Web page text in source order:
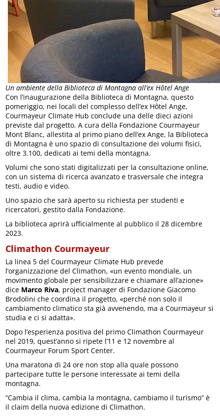
Un ambiente della Biblioteca di Montagna all’ex Hôtel Ange
Con l’inaugurazione della Biblioteca di Montagna, questo
pomeriggio, nei locali del complesso dell’ex Hôtel Ange,
Courmayeur Climate Hub conclude una delle dieci azioni
previste dal progetto. A cura della Fondazione Courmayeur
Mont Blanc, allestita al primo piano dell’ex Ange, la Biblioteca
di Montagna è uno spazio di consultazione dei volumi fisici,
oltre 3.100, dedicati ai temi della montagna.
Volumi che sono stati digitalizzati per la consultazione online,
con un sistema di ricerca avanzato e trasversale che integra
testi, audio e video.
Uno spazio che sarà aperto su richiesta per studenti e
ricercatori, gestito dalla Fondazione.
La biblioteca aprirà ufficialmente al pubblico il 28 dicembre
2023.
Climathon Courmayeur
La linea 5 del Courmayeur Climate Hub prevede
l’organizzazione del Climathon, «un evento mondiale, un
movimento globale per sensibilizzare e chiamare all’azione»
dice Marco Riva, project manager di Fondazione Giacomo
Brodolini che coordina il progetto, «perché non solo il
cambiamento climatico sta già avvenendo, ma a Courmayeur si
studia e ci si adatta».
Dopo l’esperienza positiva del primo Climathon Courmayeur
nel 2019, quest’anno si ripete l’11 e 12 novembre al
Courmayeur Forum Sport Center.
Una maratona di 24 ore non stop alla quale possono
partecipare tutte le persone interessate ai temi della
montagna.
“Cambia il clima, cambia la montagna, cambiamo il turismo” è
il claim della nuova edizione di Climathon.